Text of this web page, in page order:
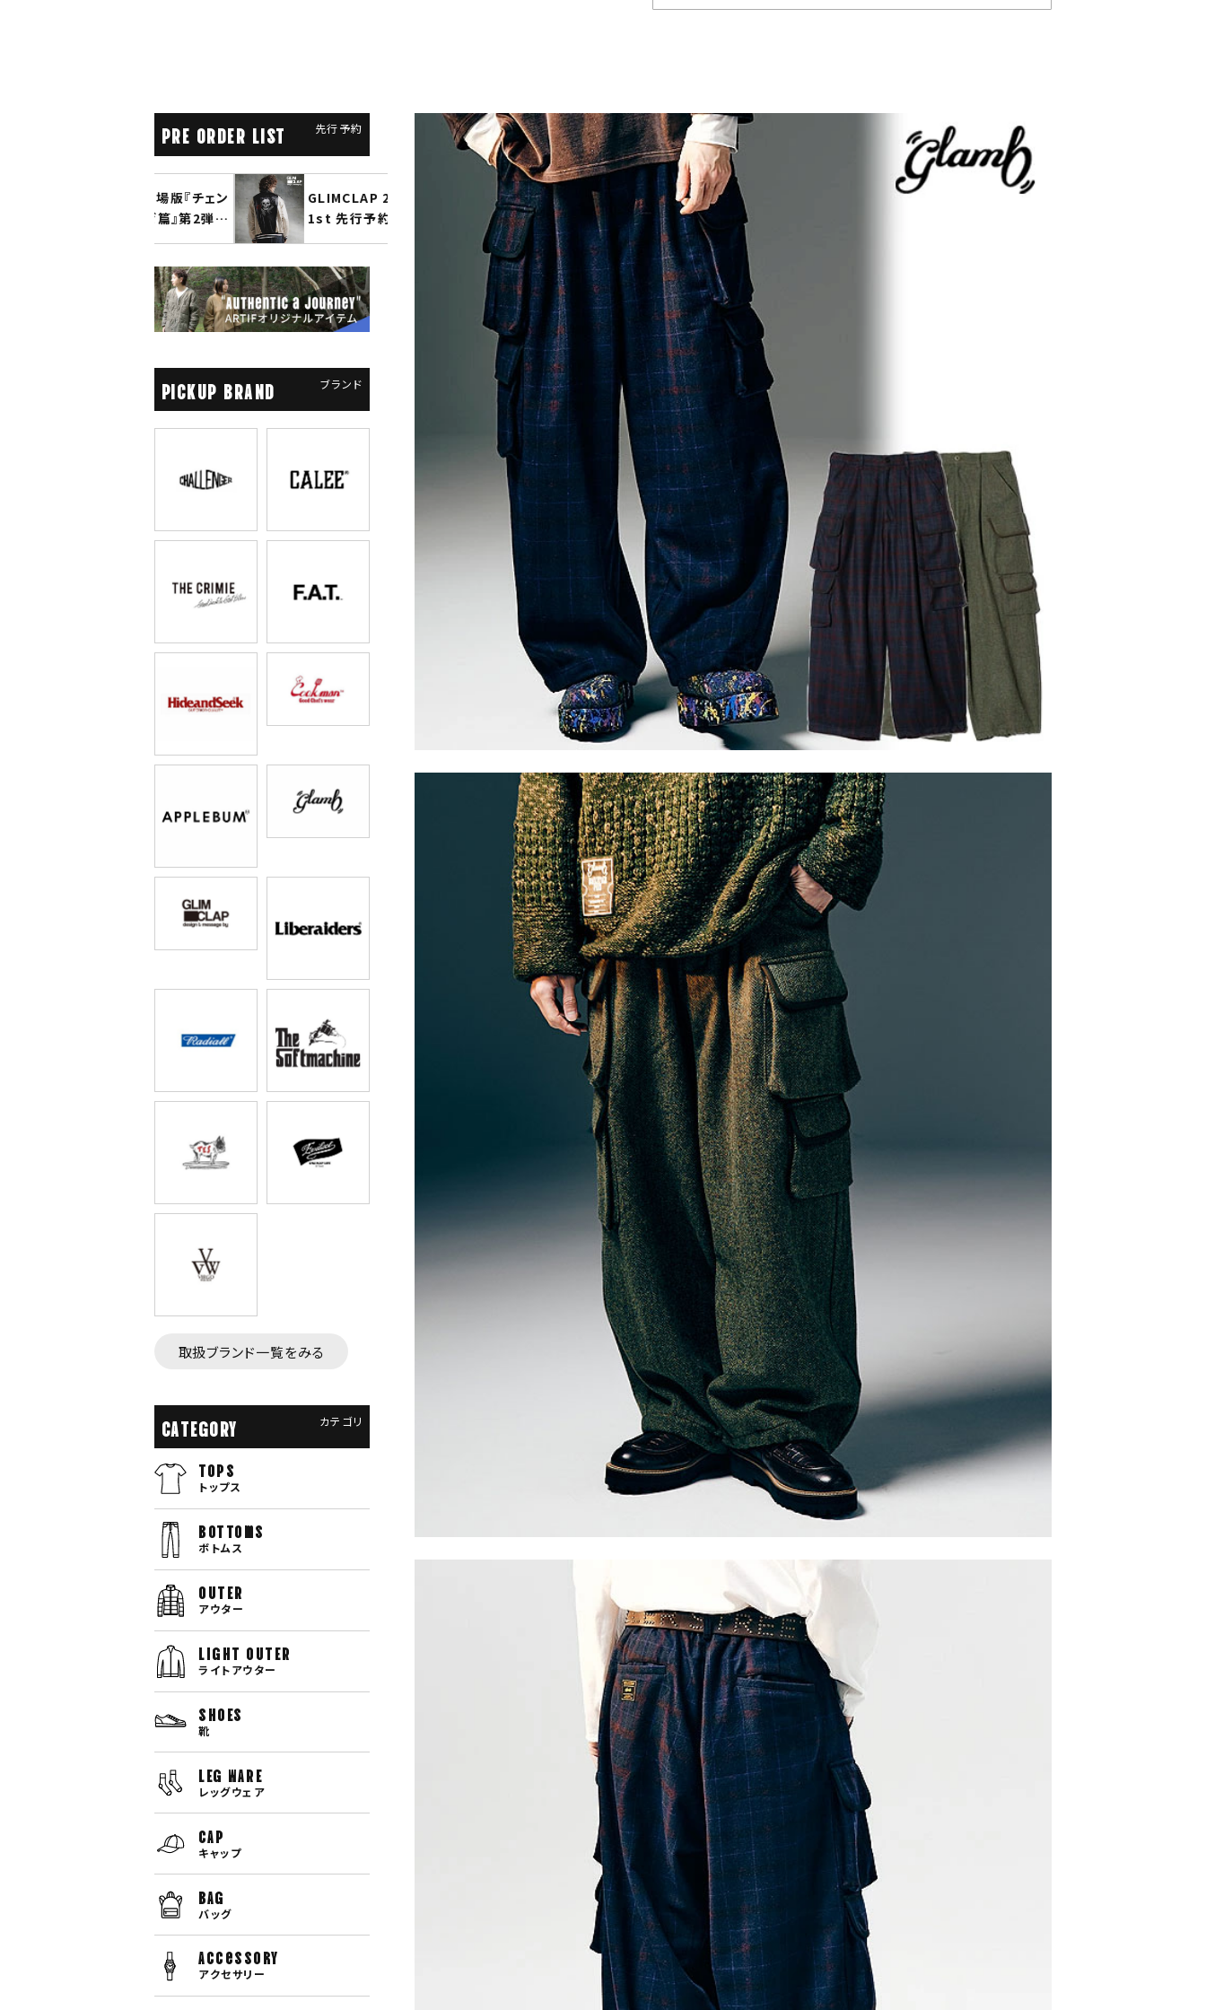
PRE ORDER LIST 先行予約
GLIMCLAP 2026 秋冬
1st 先行予約
SOFTMACHINE 2026
秋冬 先行予約
glamb – 映画「スター・
ウォーズ／マンダロリア
ン・アンド・グローグー」カ
プセルコレクション
ANGENEHM 2026 秋冬
PICKUP BRAND ブランド
取扱ブランド一覧をみる
CATEGORY カテゴリ
TOPS
トップス
bottoms
ボトムス
OUTER
アウター
LIGHT OUTER
ライトアウター
SHOES
靴
LEG WARE
レッグウェア
CAP
キャップ
BAG
バッグ
Accessory
アクセサリー